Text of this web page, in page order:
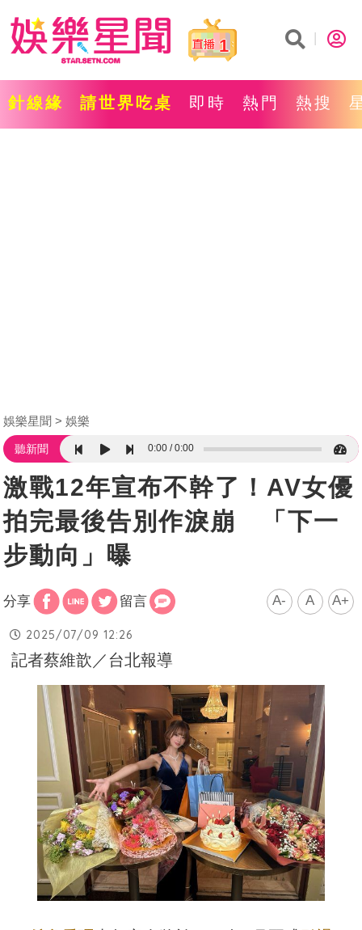
1
針線緣 請世界吃桌 即時 熱門 熱搜
娛樂星聞 娛樂
聽新聞 0:00 0:00
激戰12年宣布不幹了！AV女優
拍完最後告別作淚崩 「下一
步動向」曝
分享 留言 A- A A+
2025/07/09 12:26
記者蔡維歆／台北報導